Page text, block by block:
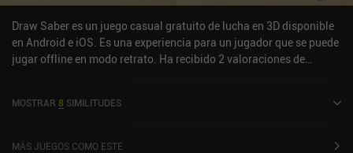
completamente innecesarios. Si te gustan los juegos de lucha,
debes probar Shadow Fight, uno de los mejores para móvil.
Draw Saber es un juego casual gratuito de lucha en 3D disponible
en Android e iOS. Es una experiencia para un jugador que se puede
jugar offline en modo retrato. Ha recibido 2 valoraciones de
Google Play y de 4,6 sobre 5,0 en la App Store de iOS.
MOSTRAR 8 SIMILITUDES
MÁS JUEGOS COMO ESTE